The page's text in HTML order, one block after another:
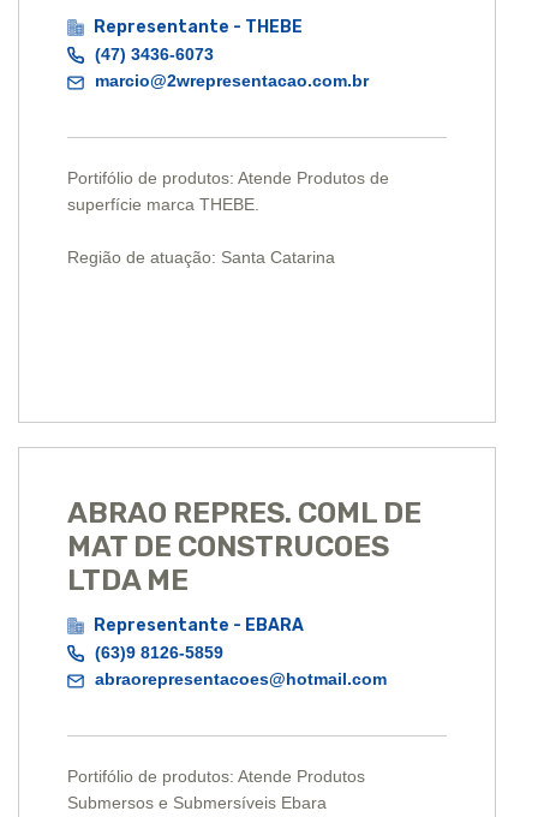
Representante - THEBE
(47) 3436-6073
marcio@2wrepresentacao.com.br
Portifólio de produtos: Atende Produtos de
superfície marca THEBE.
Região de atuação: Santa Catarina
ABRAO REPRES. COML DE
MAT DE CONSTRUCOES
LTDA ME
Representante - EBARA
(63)9 8126-5859
abraorepresentacoes@hotmail.com
Portifólio de produtos: Atende Produtos
Submersos e Submersíveis Ebara